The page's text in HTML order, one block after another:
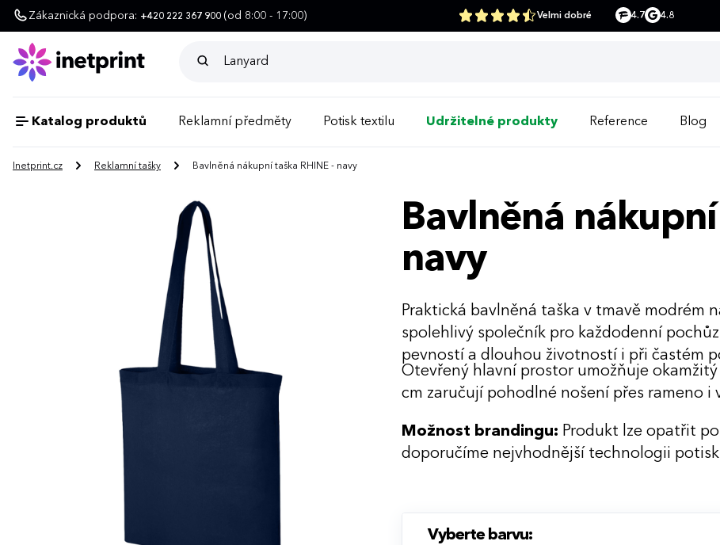
Zákaznická podpora: +420 222 367 900 (od 8:00 - 17:00) Velmi dobré 4.7 4.8
Katalog produktů Reklamní předměty Potisk textilu Udržitelné produkty Reference Blog
Inetprint.cz Reklamní tašky Bavlněná nákupní taška RHINE - navy
Bavlněná
navy
Praktická bavlněná taška v tmavě modrém
spolehlivý společník pro každodenní
pevností a dlouhou životností i při častém
Otevřený hlavní prostor umožňuje
cm zaručují pohodlné nošení přes rameno i
Možnost brandingu: Produkt lze opatřit
doporučíme nejvhodnější technologii
Vyberte barvu: